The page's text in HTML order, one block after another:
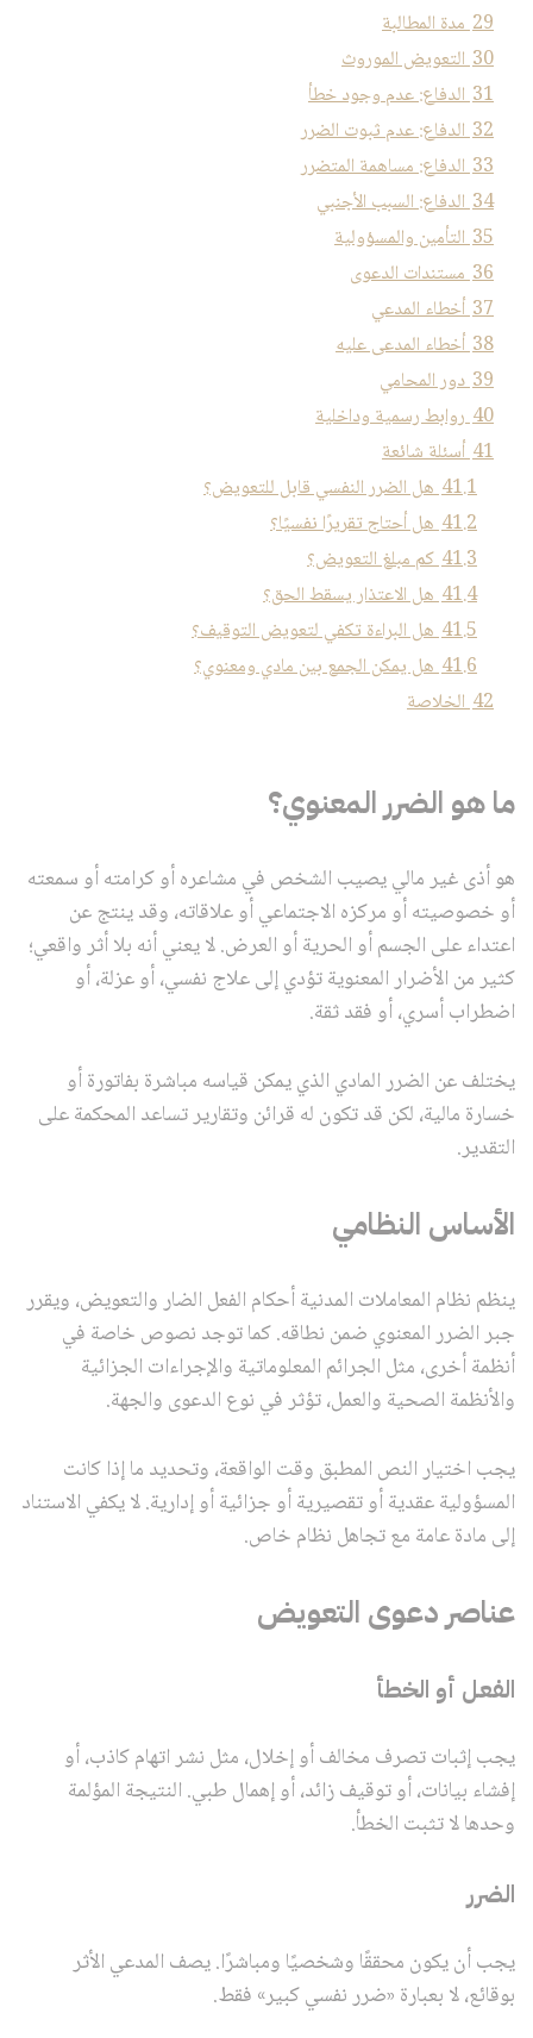
29 مدة المطالبة
30 التعويض الموروث
31 الدفاع: عدم وجود خطأ
32 الدفاع: عدم ثبوت الضرر
33 الدفاع: مساهمة المتضرر
34 الدفاع: السبب الأجنبي
35 التأمين والمسؤولية
36 مستندات الدعوى
37 أخطاء المدعي
38 أخطاء المدعى عليه
39 دور المحامي
40 روابط رسمية وداخلية
41 أسئلة شائعة
41.1 هل الضرر النفسي قابل للتعويض؟
41.2 هل أحتاج تقريرًا نفسيًا؟
41.3 كم مبلغ التعويض؟
41.4 هل الاعتذار يسقط الحق؟
41.5 هل البراءة تكفي لتعويض التوقيف؟
41.6 هل يمكن الجمع بين مادي ومعنوي؟
42 الخلاصة
ما هو الضرر المعنوي؟
هو أذى غير مالي يصيب الشخص في مشاعره أو كرامته أو سمعته
أو خصوصيته أو مركزه الاجتماعي أو علاقاته، وقد ينتج عن
اعتداء على الجسم أو الحرية أو العرض. لا يعني أنه بلا أثر واقعي؛
كثير من الأضرار المعنوية تؤدي إلى علاج نفسي، أو عزلة، أو
اضطراب أسري، أو فقد ثقة.
يختلف عن الضرر المادي الذي يمكن قياسه مباشرة بفاتورة أو
خسارة مالية، لكن قد تكون له قرائن وتقارير تساعد المحكمة على
التقدير.
الأساس النظامي
ينظم نظام المعاملات المدنية أحكام الفعل الضار والتعويض، ويقرر
جبر الضرر المعنوي ضمن نطاقه. كما توجد نصوص خاصة في
أنظمة أخرى، مثل الجرائم المعلوماتية والإجراءات الجزائية
والأنظمة الصحية والعمل، تؤثر في نوع الدعوى والجهة.
يجب اختيار النص المطبق وقت الواقعة، وتحديد ما إذا كانت
المسؤولية عقدية أو تقصيرية أو جزائية أو إدارية. لا يكفي الاستناد
إلى مادة عامة مع تجاهل نظام خاص.
عناصر دعوى التعويض
الفعل أو الخطأ
يجب إثبات تصرف مخالف أو إخلال، مثل نشر اتهام كاذب، أو
إفشاء بيانات، أو توقيف زائد، أو إهمال طبي. النتيجة المؤلمة
وحدها لا تثبت الخطأ.
الضرر
يجب أن يكون محققًا وشخصيًا ومباشرًا. يصف المدعي الأثر
بوقائع، لا بعبارة «ضرر نفسي كبير» فقط.